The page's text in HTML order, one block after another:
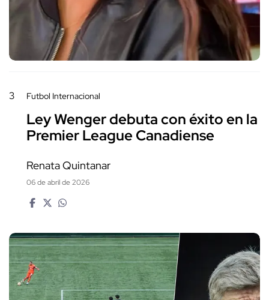
3 Futbol Internacional
Ley Wenger debuta con éxito en la
Premier League Canadiense
Renata Quintanar
06 de abril de 2026